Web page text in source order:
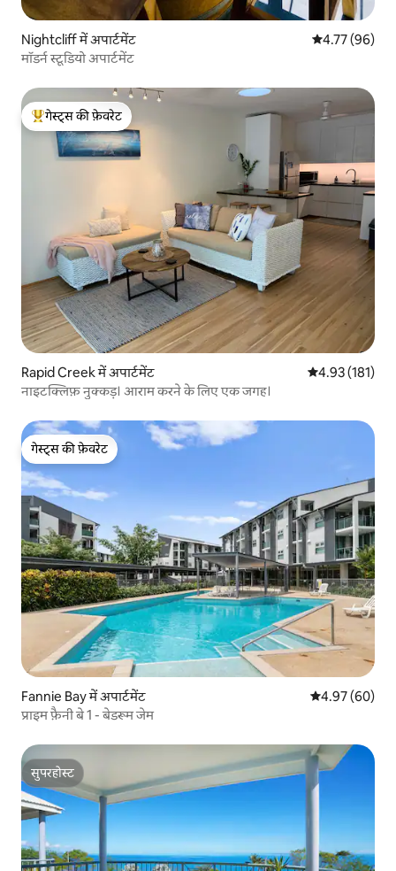
Nightcliff में अपार्टमेंट औसत रेटिंग 5 में
4.77 (96)
मॉडर्न स्टूडियो अपार्टमेंट
गेस्ट्स का टॉप फ़ेवरेट
गेस्ट्स की फ़ेवरेट
Rapid Creek में अपार्टमेंट औसत रेटिंग 5 में से
4.93 (181)
नाइटक्लिफ़ नुक्कड़। आराम करने के लिए एक जगह।
गेस्ट्स की फ़ेवरेट
गेस्ट्स की फ़ेवरेट
Fannie Bay में अपार्टमेंट औसत रेटिंग 5 में
4.97 (60)
प्राइम फ़ैनी बे 1 - बेडरूम जेम
सुपरहोस्ट
सुपरहोस्ट